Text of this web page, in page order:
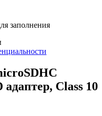
заполнения
адаптер, Class 10